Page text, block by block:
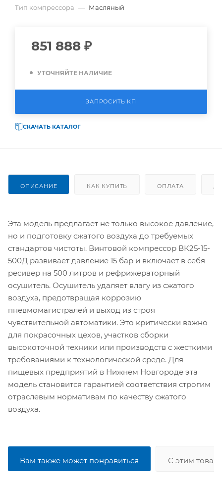
Тип компрессора — Масляный
851 888 ₽
УТОЧНЯЙТЕ НАЛИЧИЕ
ЗАПРОСИТЬ КП
СКАЧАТЬ КАТАЛОГ
ОПИСАНИЕ КАК КУПИТЬ ОПЛАТА
Эта модель предлагает не только высокое давление,
но и подготовку сжатого воздуха до требуемых
стандартов чистоты. Винтовой компрессор ВК25-15-
500Д развивает давление 15 бар и включает в себя
ресивер на 500 литров и рефрижераторный
осушитель. Осушитель удаляет влагу из сжатого
воздуха, предотвращая коррозию
пневмомагистралей и выход из строя
чувствительной автоматики. Это критически важно
для покрасочных цехов, участков сборки
высокоточной техники или производств с жесткими
требованиями к технологической среде. Для
пищевых предприятий в Нижнем Новгороде эта
модель становится гарантией соответствия строгим
отраслевым нормативам по качеству сжатого
воздуха.
Вам также может понравиться С этим